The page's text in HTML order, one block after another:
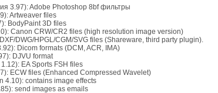
3.97): Adobe Photoshop 8bf фильтры
Artweaver files
BodyPaint 3D files
Canon CRW/CR2 files (high resolution image version)
DWG/HPGL/CGM/SVG files (Shareware, third party plugin).
Dicom formats (DCM, ACR, IMA)
DJVU format
EA Sports FSH files
ECW files (Enhanced Compressed Wavelet)
4.10): contains image effects
send images as emails